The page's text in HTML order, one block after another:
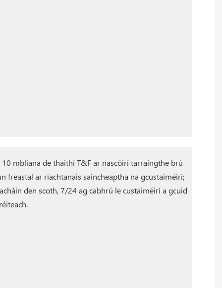
mbliana de thaithí T&F ar nascóirí tarraingthe brú
freastal ar riachtanais saincheaptha na gcustaiméirí;
den scoth, 7/24 ag cabhrú le custaiméirí a gcuid